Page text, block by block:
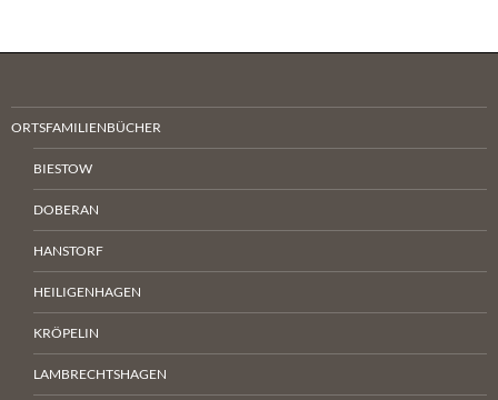
ORTSFAMILIENBÜCHER
BIESTOW
DOBERAN
HANSTORF
HEILIGENHAGEN
KRÖPELIN
LAMBRECHTSHAGEN